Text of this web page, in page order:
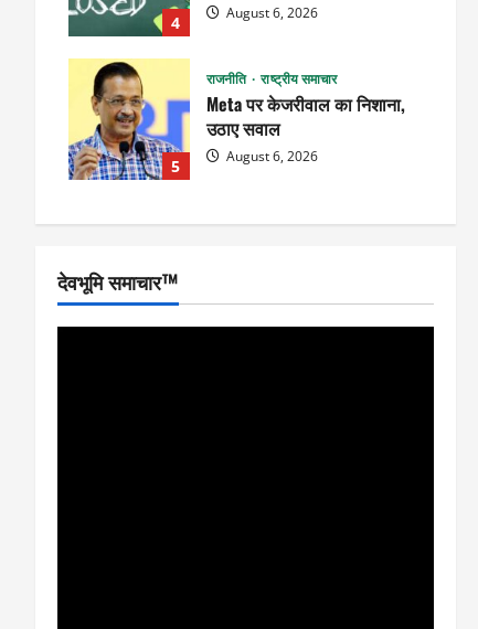
4 August 6, 2026
5
राजनीति राष्ट्रीय समाचार
Meta पर केजरीवाल का निशाना,
उठाए सवाल
August 6, 2026
देवभूमि समाचार™